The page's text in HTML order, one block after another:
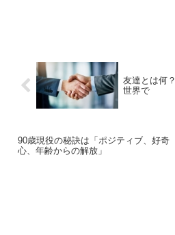
友達とは何
世界で
90歳現役の秘訣は「ポジティブ、好奇
心、年齢からの解放」